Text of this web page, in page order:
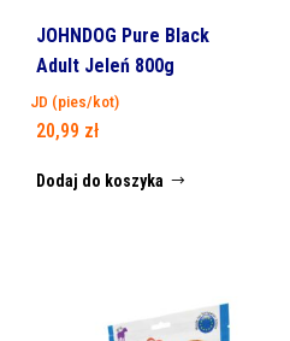
JOHNDOG Pure Black
Adult Jeleń 800g
JD (pies/kot)
20,99 zł
Dodaj do koszyka